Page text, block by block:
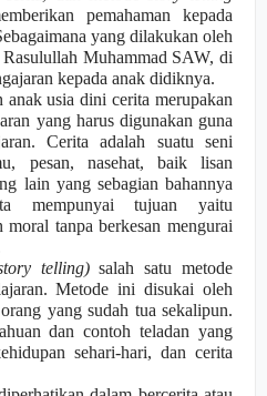
pemahaman kepada
yang dilakukan oleh
Muhammad SAW, di
kepada anak didiknya.
anak usia dini cerita merupakan
yang harus digunakan guna
Cerita adalah suatu seni
pesan, nasehat, baik lisan
lain yang sebagian bahannya
mempunyai tujuan yaitu
moral tanpa berkesan mengurai
telling)salah satu metode
Metode ini disukai oleh
yang sudah tua sekalipun.
dan contoh teladan yang
sehari-hari, dan cerita